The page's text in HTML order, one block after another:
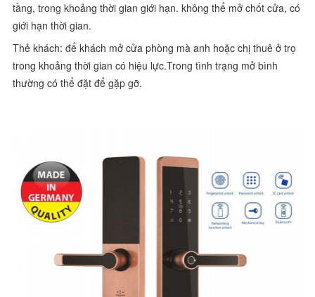
tầng, trong khoảng thời gian giới hạn. không thể mở chốt cửa, có
giới hạn thời gian.
Thẻ khách: để khách mở cửa phòng mà anh hoặc chị thuê ở trọ
trong khoảng thời gian có hiệu lực.Trong tình trạng mở bình
thường có thể đặt để gặp gỡ.